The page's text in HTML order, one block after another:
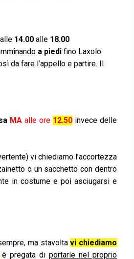
14.00 alle 18.00
a piedi fino Laxolo
da fare l’appello e partire. Il
MA alle ore 12.50 invece delle
vi chiediamo l’accortezza
o un sacchetto con dentro
in costume e poi asciugarsi e
ma stavoltavi chiediamo
è pregata di portarle nel proprio